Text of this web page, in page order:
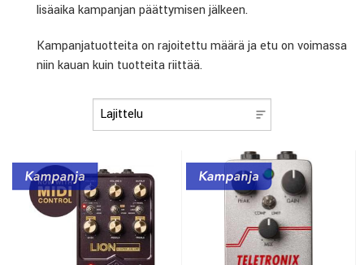
lisäaika kampanjan päättymisen jälkeen.
Kampanjatuotteita on rajoitettu määrä ja etu on voimassa
niin kauan kuin tuotteita riittää.